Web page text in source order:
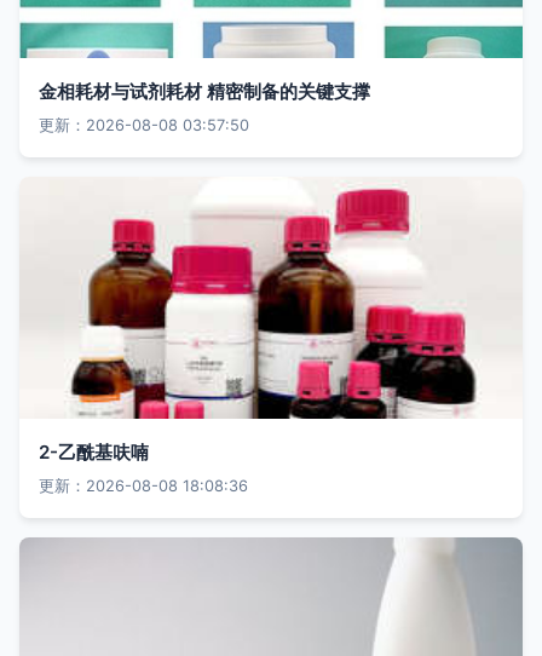
金相耗材与试剂耗材 精密制备的关键支撑
更新：2026-08-08 03:57:50
2-乙酰基呋喃
更新：2026-08-08 18:08:36